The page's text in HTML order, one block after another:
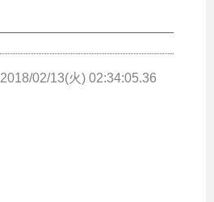
2018/02/13(火) 02:34:05.36